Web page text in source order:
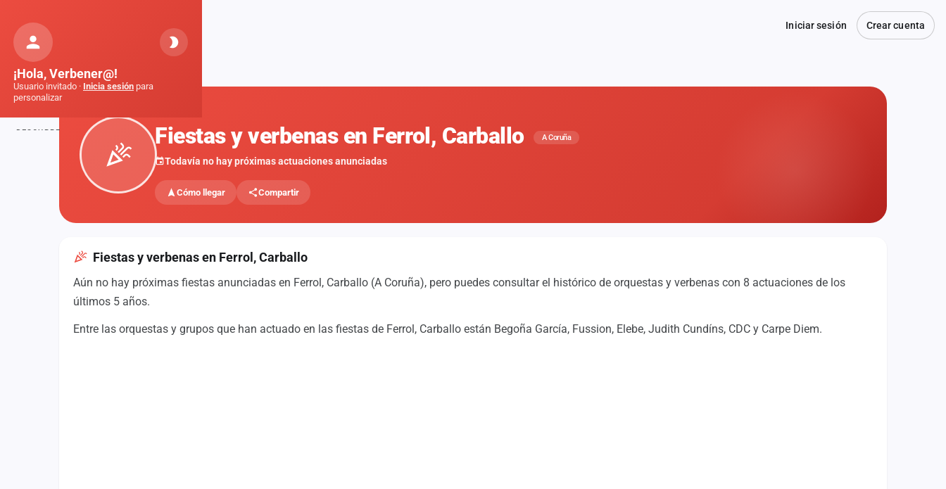
Iniciar sesión Crear cuenta
Inicio Fiestas
Fiestas y verbenas en Ferrol, Carballo A Coruña
Todavía no hay próximas actuaciones anunciadas
Cómo llegar Compartir
Fiestas y verbenas en Ferrol, Carballo
Aún no hay próximas fiestas anunciadas en Ferrol, Carballo (A Coruña), pero puedes consultar el histórico de orquestas y verbenas con 8 actuaciones de los
últimos 5 años.
Entre las orquestas y grupos que han actuado en las fiestas de Ferrol, Carballo están Begoña García, Fussion, Elebe, Judith Cundíns, CDC y Carpe Diem.
¡Hola, Verbener@!
Usuario invitado · Inicia sesión para
personalizar
DESCUBRE
Formaciones
Componentes